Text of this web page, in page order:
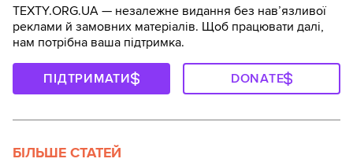
TEXTY.ORG.UA — незалежне видання без навʼязливої
реклами й замовних матеріалів. Щоб працювати далі,
нам потрібна ваша підтримка.
ПІДТРИМАТИ DONATE
БІЛЬШЕ СТАТЕЙ